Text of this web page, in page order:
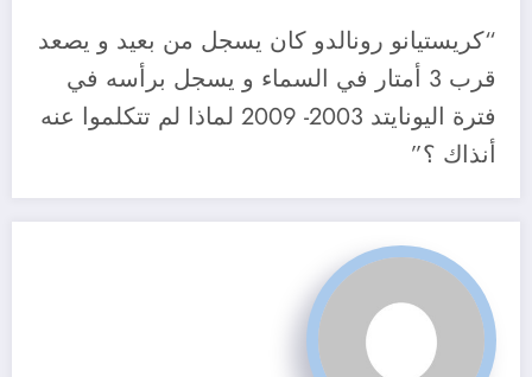
“كريستيانو رونالدو كان يسجل من بعيد و يصعد
قرب 3 أمتار في السماء و يسجل برأسه في
فترة اليونايتد 2003- 2009 لماذا لم تتكلموا عنه
أنذاك ؟”